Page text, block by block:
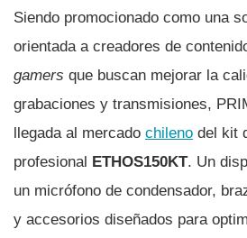
Siendo promocionado como una
orientada a creadores de
gamers que buscan mejorar la
grabaciones y transmisiones,
llegada al mercado chileno del kit
profesional ETHOS150KT. Un
un micrófono de condensador,
y accesorios diseñados para